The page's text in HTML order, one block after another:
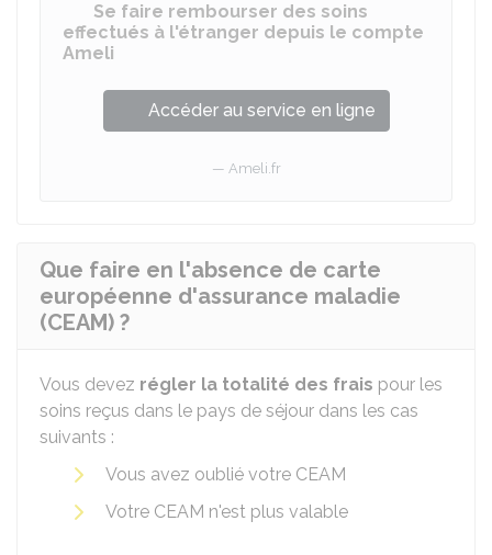
Se faire rembourser des soins
effectués à l'étranger depuis le compte
Ameli
Accéder au service en ligne
Ameli.fr
Que faire en l'absence de carte
européenne d'assurance maladie
(CEAM) ?
Vous devez régler la totalité des frais pour les
soins reçus dans le pays de séjour dans les cas
suivants :
Vous avez oublié votre CEAM
Votre CEAM n'est plus valable